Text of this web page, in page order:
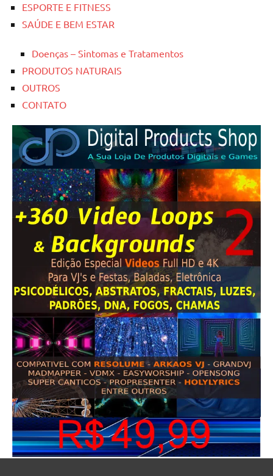
ESPORTE E FITNESS
SAÚDE E BEM ESTAR
Doenças – Sintomas e Tratamentos
PRODUTOS NATURAIS
OUTROS
CONTATO